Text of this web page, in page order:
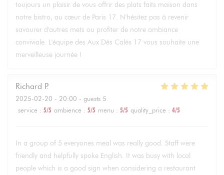
toujours un plaisir de vous offrir des plats faits maison dans
notre bistro, au cœur de Paris 17. N'hésitez pas à revenir
savourer d'autres mets ou profiter de notre ambiance
conviviale. L'équipe des Aux Dés Calés 17 vous souhaite une
merveilleuse journée !
Richard P
2025-02-20 - 20:00 - guests 5
service : 5/5 ambience : 5/5 menu : 5/5 quality_price : 4/5
In a group of 5 everyones meal was really good. Staff were
friendly and helpfully spoke English. It was busy with local
people which is a good sign when considering a restaurant